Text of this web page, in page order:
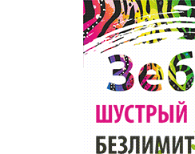
Популярное →